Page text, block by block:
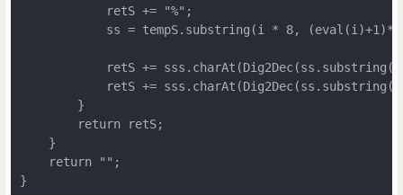
            retS += "%";
ss = tempS.substring(i * 8,
retS +=
retS +=
        }
        return retS;
    }
    return "";
}